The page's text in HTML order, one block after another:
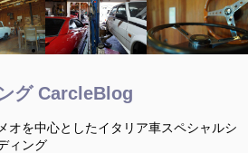
グ CarcleBlog
オを中心としたイタリア車スペシャルシ
ィング